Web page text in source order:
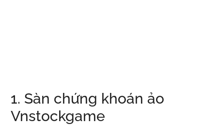
1. Sàn chứng khoán ảo
Vnstockgame